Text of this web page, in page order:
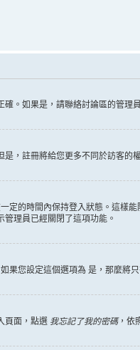
。如果是，請聯絡討論區的管
，註冊將給您更多不同於訪客
定的時間內保持登入狀態。這樣
理員已經關閉了這項功能。
果您設定這個選項為 是 ，那麼將
頁面，點選 我忘記了我的密碼，依